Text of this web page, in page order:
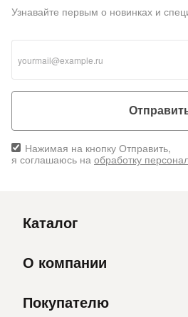
Узнавайте первым о новинках и
Нажимая на кнопку Отправить,
я соглашаюсь на обработку
Каталог
О компании
Покупателю